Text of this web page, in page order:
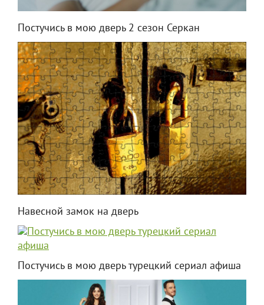
Постучись в мою дверь 2 сезон Серкан
Навесной замок на дверь
Постучись в мою дверь турецкий сериал афиша